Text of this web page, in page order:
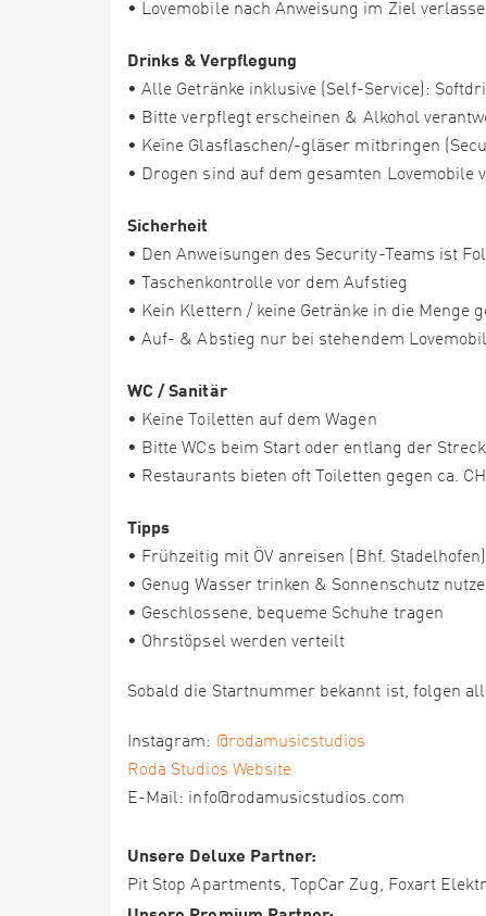
• Lovemobile nach Anweisung im Ziel
Drinks & Verpflegung
• Alle Getränke inklusive (Self-Service):
• Bitte verpflegt erscheinen & Alkohol
• Keine Glasflaschen/-gläser mitbringen
• Drogen sind auf dem gesamten Lovemobile
Sicherheit
• Den Anweisungen des Security-Teams ist
• Taschenkontrolle vor dem Aufstieg
• Kein Klettern / keine Getränke in die Menge
• Auf- & Abstieg nur bei stehendem
WC / Sanitär
• Keine Toiletten auf dem Wagen
• Bitte WCs beim Start oder entlang der
• Restaurants bieten oft Toiletten gegen ca.
Tipps
• Frühzeitig mit ÖV anreisen (Bhf. Stadelhofen)
• Genug Wasser trinken & Sonnenschutz
• Geschlossene, bequeme Schuhe tragen
• Ohrstöpsel werden verteilt
Sobald die Startnummer bekannt ist, folgen
Instagram: @rodamusicstudios
Roda Studios Website
E-Mail: info@rodamusicstudios.com
Unsere Deluxe Partner:
Pit Stop Apartments, TopCar Zug, Foxart